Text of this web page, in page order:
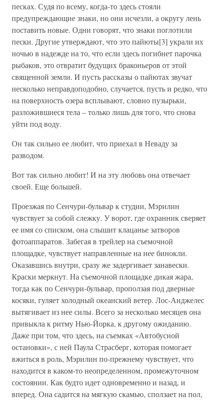
песках. Судя по всему, когда-то здесь стояли
предупреждающие знаки, но они исчезли, а округу лень
поставить новые. Одни говорят, что знаки поглотили
пески. Другие утверждают, что это пайюты[3] украли их
ночью в надежде на то, что если здесь погибнет парочка
рыбаков, это отвратит будущих браконьеров от этой
священной земли. И пусть рассказы о пайютах звучат
несколько неправдоподобно, случается, пусть и редко, что
на поверхность озера всплывают, словно пузырьки,
разложившиеся тела – только лишь для того, что снова
уйти под воду.
Он так сильно ее любит, что приехал в Неваду за
разводом.
Вот так сильно любит! И на эту любовь она отвечает
своей. Еще большей.
Проезжая по Сенчури-бульвар к студии, Мэрилин
чувствует за собой слежку. У ворот, где охранник сверяет
ее имя со списком, она слышит клацанье затворов
фотоаппаратов. Забегая в трейлер на съемочной
площадке, чувствует направленные на нее бинокли.
Оказавшись внутри, сразу же задергивает занавески.
Краски меркнут. На съемочной площадке дикая жара,
тогда как по Сенчури-бульвар, проползая под дверные
косяки, гуляет холодный океанский ветер. Лос-Анджелес
вытягивает из нее силы. Всего за несколько месяцев она
привыкла к ритму Нью-Йорка, к другому ожиданию.
Даже при том, что здесь, на съемках «Автобусной
остановки», с ней Паула Страсберг, которая помогает
вжиться в роль, Мэрилин по-прежнему чувствует, что
находится в каком-то неопределенном, промежуточном
состоянии. Как будто идет одновременно и назад, и
вперед. Она садится на мягкую скамью, сползает на пол,